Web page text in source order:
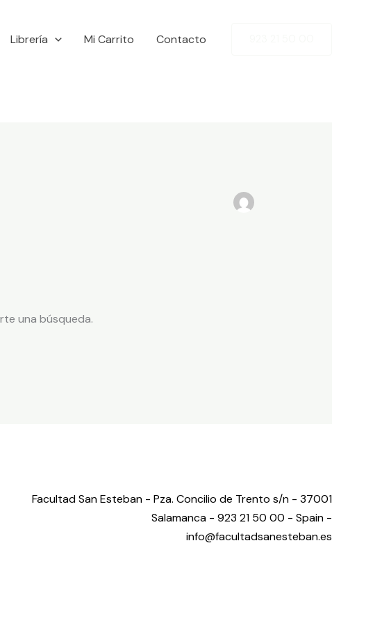
Librería Mi Carrito Contacto
una búsqueda.
Facultad San Esteban - Pza. Concilio de Trento s/n - 37001
Salamanca - 923 21 50 00 - Spain -
info@facultadsanesteban.es